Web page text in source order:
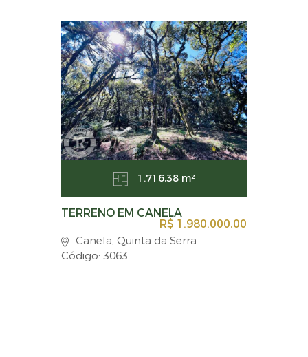
1.716,38 m²
TERRENO EM CANELA
R$ 1.980.000,00
Canela, Quinta da Serra
Código: 3063